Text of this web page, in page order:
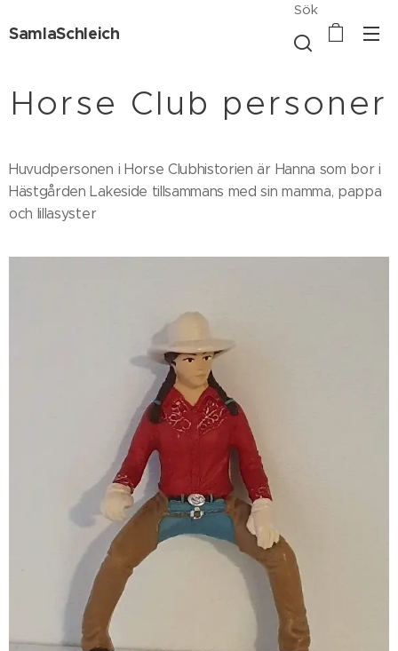
SamlaSchleich
Sök
Horse Club personer
Huvudpersonen i Horse Clubhistorien är Hanna som bor i
Hästgården Lakeside tillsammans med sin mamma, pappa
och lillasyster